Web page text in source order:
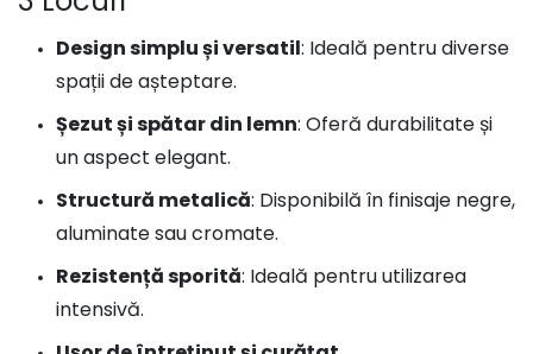
Design simplu și versatil: Ideală pentru diverse
spații de așteptare.
Șezut și spătar din lemn: Oferă durabilitate și
un aspect elegant.
Structură metalică: Disponibilă în finisaje negre,
aluminate sau cromate.
Rezistență sporită: Ideală pentru utilizarea
intensivă.